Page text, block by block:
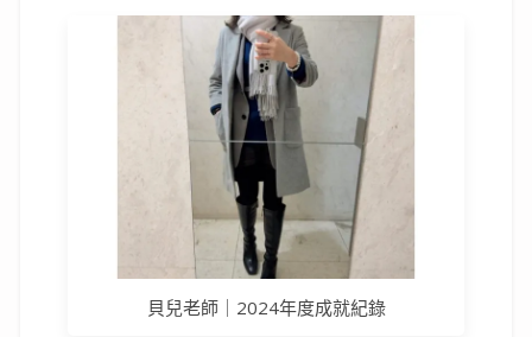
貝兒老師｜2024年度成就紀錄